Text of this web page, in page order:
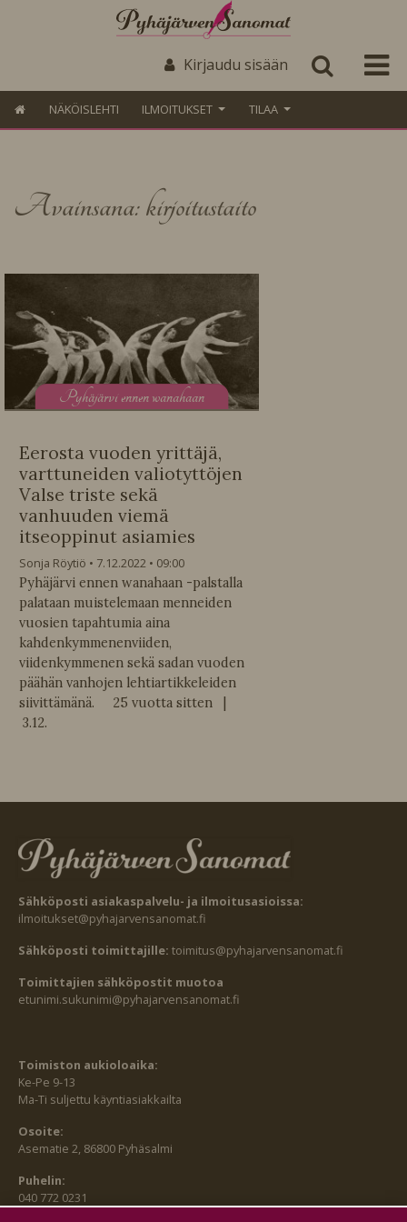
Kirjaudu sisään
NÄKÖISLEHTI ILMOITUKSET TILAA
Avainsana: kirjoitustaito
Pyhäjärvi ennen wanahaan
Eerosta vuoden yrittäjä,
varttuneiden valiotyttöjen
Valse triste sekä
vanhuuden viemä
itseoppinut asiamies
Sonja Röytiö 7.12.2022
09:00
Pyhäjärvi ennen wanahaan -palstalla
palataan muistelemaan menneiden
vuosien tapahtumia aina
kahdenkymmenenviiden,
viidenkymmenen sekä sadan vuoden
päähän vanhojen lehtiartikkeleiden
siivittämänä. 25 vuotta sitten |
3.12.
Sähköposti asiakaspalvelu- ja ilmoitusasioissa:
ilmoitukset@pyhajarvensanomat.fi
Sähköposti toimittajille: toimitus@pyhajarvensanomat.fi
Toimittajien sähköpostit muotoa
etunimi.sukunimi@pyhajarvensanomat.fi
Toimiston aukioloaika:
Ke-Pe 9-13
Ma-Ti suljettu käyntiasiakkailta
Osoite:
Asematie 2, 86800 Pyhäsalmi
Puhelin:
040 772 0231